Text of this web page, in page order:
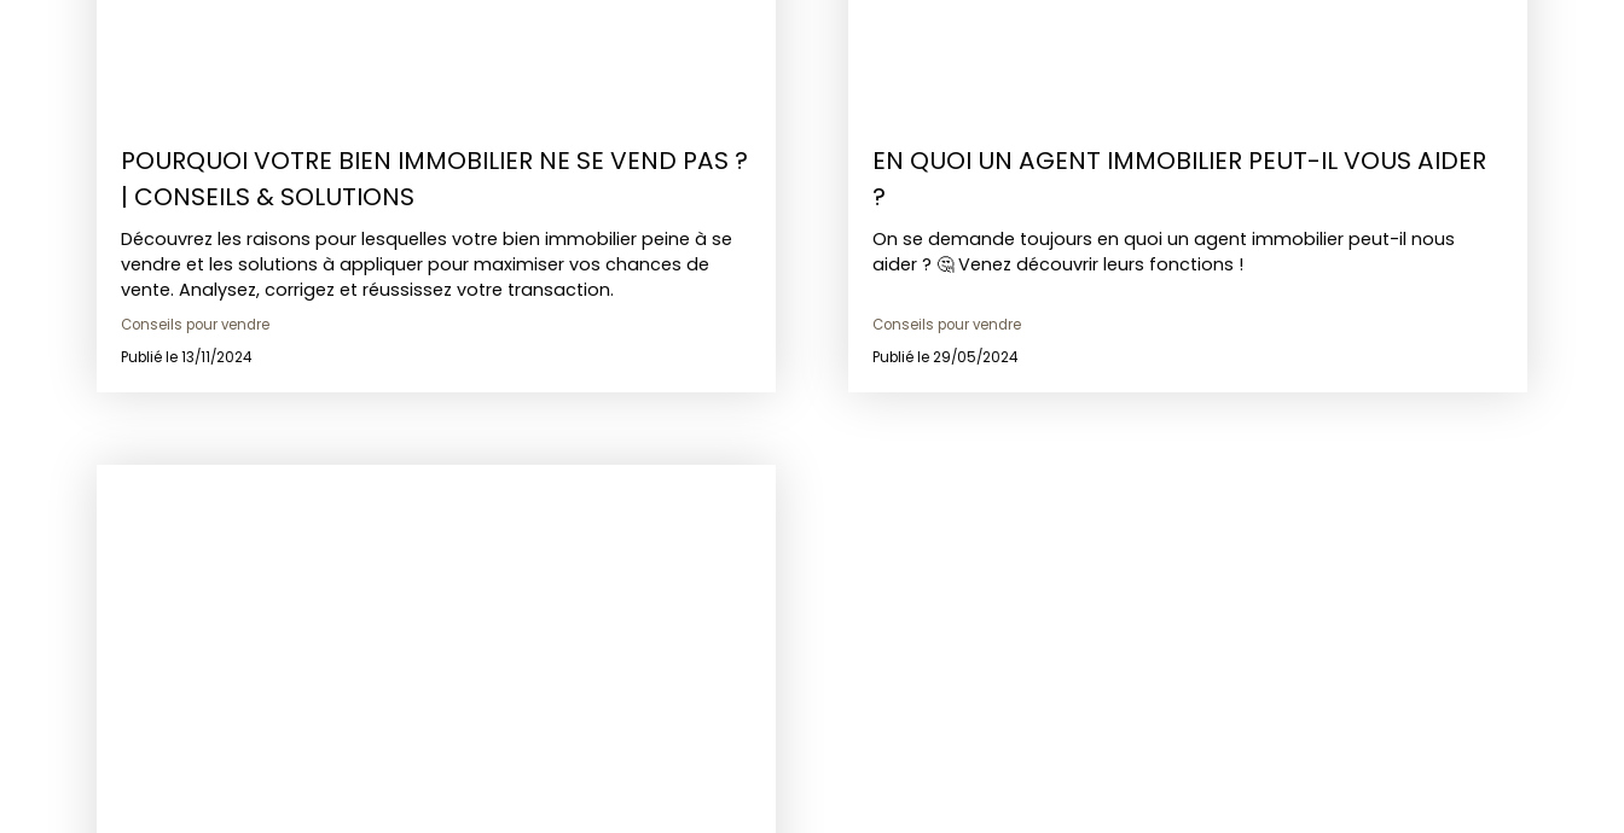
POURQUOI VOTRE BIEN IMMOBILIER NE SE VEND PAS ?
| CONSEILS & SOLUTIONS
Découvrez les raisons pour lesquelles votre bien immobilier peine à se
vendre et les solutions à appliquer pour maximiser vos chances de
vente. Analysez, corrigez et réussissez votre transaction.
Conseils pour vendre
Publié le 13/11/2024
EN QUOI UN AGENT IMMOBILIER PEUT-IL VOUS AIDER
?
On se demande toujours en quoi un agent immobilier peut-il nous
aider ? 🤔 Venez découvrir leurs fonctions !
Conseils pour vendre
Publié le 29/05/2024